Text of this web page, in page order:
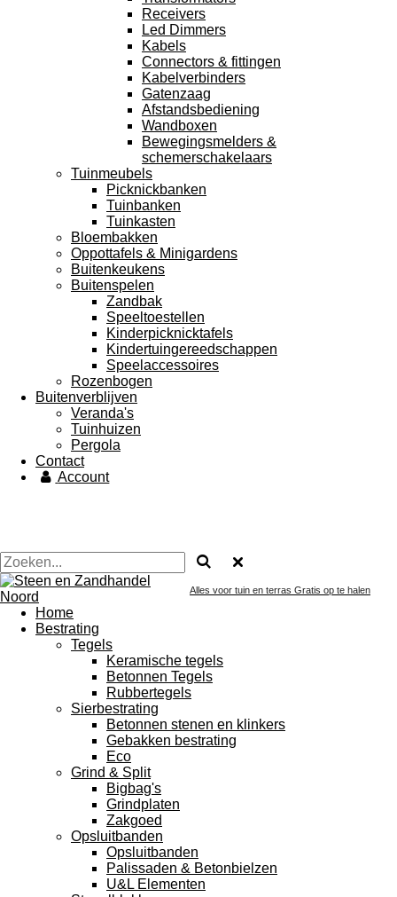
Receivers
Led Dimmers
Kabels
Connectors & fittingen
Kabelverbinders
Gatenzaag
Afstandsbediening
Wandboxen
Bewegingsmelders &
schemerschakelaars
Tuinmeubels
Picknickbanken
Tuinbanken
Tuinkasten
Bloembakken
Oppottafels & Minigardens
Buitenkeukens
Buitenspelen
Zandbak
Speeltoestellen
Kinderpicknicktafels
Kindertuingereedschappen
Speelaccessoires
Rozenbogen
Buitenverblijven
Veranda's
Tuinhuizen
Pergola
Contact
Account
Alles voor tuin en terras Gratis op te halen
Home
Bestrating
Tegels
Keramische tegels
Betonnen Tegels
Rubbertegels
Sierbestrating
Betonnen stenen en klinkers
Gebakken bestrating
Eco
Grind & Split
Bigbag's
Grindplaten
Zakgoed
Opsluitbanden
Opsluitbanden
Palissaden & Betonbielzen
U&L Elementen